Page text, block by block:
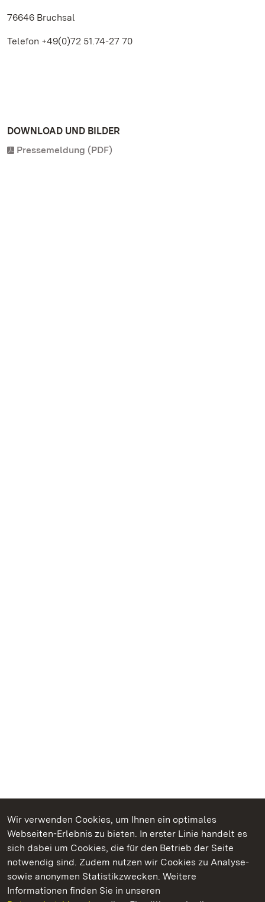
Wir verwenden Cookies, um Ihnen ein optimales
Webseiten-Erlebnis zu bieten. In erster Linie handelt es
sich dabei um Cookies, die für den Betrieb der Seite
notwendig sind. Zudem nutzen wir Cookies zu Analyse-
sowie anonymen Statistikzwecken. Weitere
Informationen finden Sie in unseren
76646 Bruchsal
Telefon +49(0)72 51.74-27 70
DOWNLOAD UND BILDER
Pressemeldung (PDF)
Kommen. Staunen. Genießen.